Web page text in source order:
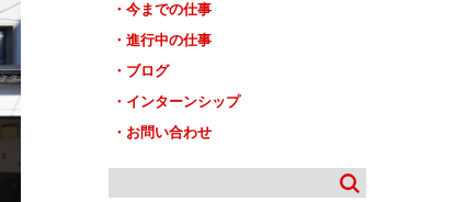
今までの仕事
進行中の仕事
ブログ
インターンシップ
お問い合わせ